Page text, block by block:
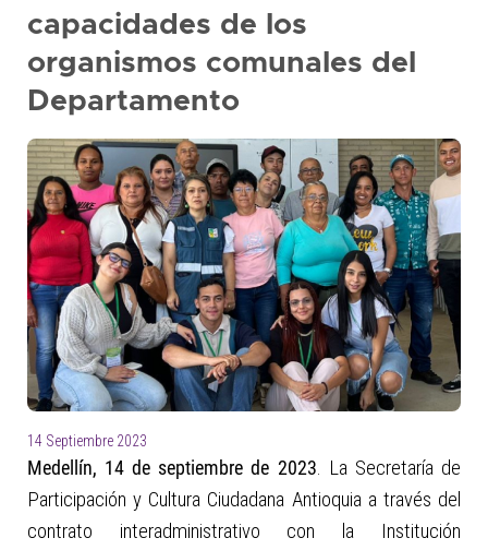
capacidades de los
organismos comunales del
Departamento
14 Septiembre 2023
Medellín, 14 de septiembre de 2023. La Secretaría de
Participación y Cultura Ciudadana Antioquia a través del
contrato interadministrativo con la Institución